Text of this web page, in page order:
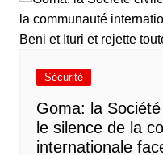
Sécurité
Goma: la
le silence de la
internationale